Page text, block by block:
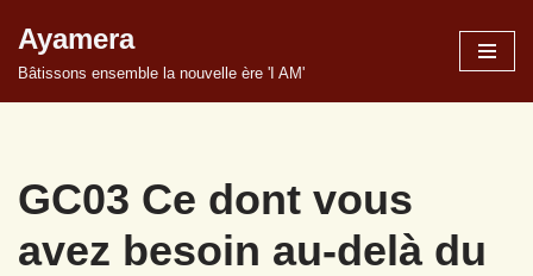
Aller
Ayamera
Bâtissons ensemble la nouvelle ère 'I AM'
GC03 Ce dont vous
avez besoin au-delà du